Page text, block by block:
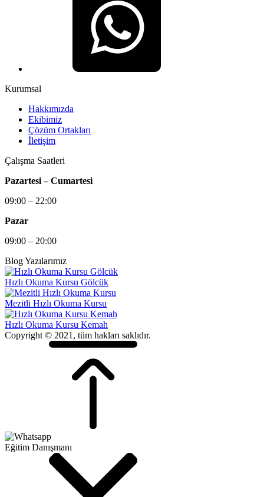
Kurumsal
Hakkımızda
Ekibimiz
Çözüm Ortakları
İletişim
Çalışma Saatleri
Pazartesi – Cumartesi
09:00 – 22:00
Pazar
09:00 – 20:00
Blog Yazılarımız
Hızlı Okuma Kursu Gölcük
Mezitli Hızlı Okuma Kursu
Hızlı Okuma Kursu Kemah
Copyright © 2021, tüm hakları saklıdır.
Eğitim Danışmanı